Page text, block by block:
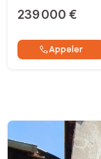
239 000 €
Appeler